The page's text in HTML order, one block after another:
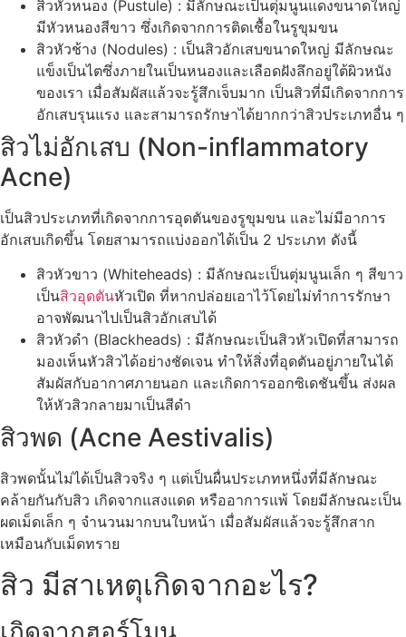
สิวหัวหนอง (Pustule) : มีลักษณะเป็นตุ่มนูนแดงขนาดใหญ่
มีหัวหนองสีขาว ซึ่งเกิดจากการติดเชื้อในรูขุมขน
สิวหัวช้าง (Nodules) : เป็นสิวอักเสบขนาดใหญ่ มีลักษณะ
แข็งเป็นไตซึ่งภายในเป็นหนองและเลือดฝังลึกอยู่ใต้ผิวหนัง
ของเรา เมื่อสัมผัสแล้วจะรู้สึกเจ็บมาก เป็นสิวที่มีเกิดจากการ
อักเสบรุนแรง และสามารถรักษาได้ยากกว่าสิวประเภทอื่น ๆ
สิวไม่อักเสบ (Non-inflammatory
Acne)
เป็นสิวประเภทที่เกิดจากการอุดตันของรูขุมขน และไม่มีอาการ
อักเสบเกิดขึ้น โดยสามารถแบ่งออกได้เป็น 2 ประเภท ดังนี้
สิวหัวขาว (Whiteheads) : มีลักษณะเป็นตุ่มนูนเล็ก ๆ สีขาว
เป็นสิวอุดตันหัวเปิด ที่หากปล่อยเอาไว้โดยไม่ทำการรักษา
อาจพัฒนาไปเป็นสิวอักเสบได้
สิวหัวดำ (Blackheads) : มีลักษณะเป็นสิวหัวเปิดที่สามารถ
มองเห็นหัวสิวได้อย่างชัดเจน ทำให้สิ่งที่อุดตันอยู่ภายในได้
สัมผัสกับอากาศภายนอก และเกิดการออกซิเดชันขึ้น ส่งผล
ให้หัวสิวกลายมาเป็นสีดำ
สิวพด (Acne Aestivalis)
สิวพดนั้นไม่ได้เป็นสิวจริง ๆ แต่เป็นผื่นประเภทหนึ่งที่มีลักษณะ
คล้ายกันกับสิว เกิดจากแสงแดด หรืออาการแพ้ โดยมีลักษณะเป็น
ผดเม็ดเล็ก ๆ จำนวนมากบนใบหน้า เมื่อสัมผัสแล้วจะรู้สึกสาก
เหมือนกับเม็ดทราย
สิว มีสาเหตุเกิดจากอะไร?